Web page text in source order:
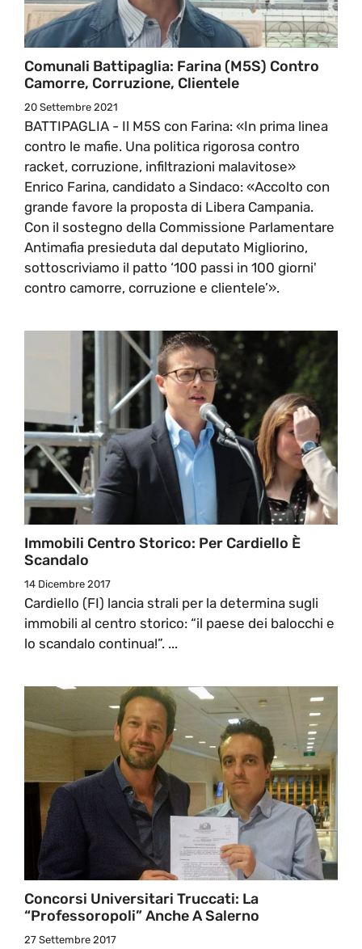
Comunali Battipaglia: Farina (M5S) Contro
Camorre, Corruzione, Clientele
20 Settembre 2021
BATTIPAGLIA - Il M5S con Farina: «In prima linea
contro le mafie. Una politica rigorosa contro
racket, corruzione, infiltrazioni malavitose»
Enrico Farina, candidato a Sindaco: «Accolto con
grande favore la proposta di Libera Campania.
Con il sostegno della Commissione Parlamentare
Antimafia presieduta dal deputato Migliorino,
sottoscriviamo il patto ‘100 passi in 100 giorni'
contro camorre, corruzione e clientele’».
Immobili Centro Storico: Per Cardiello È
Scandalo
14 Dicembre 2017
Cardiello (FI) lancia strali per la determina sugli
immobili al centro storico: “il paese dei balocchi e
lo scandalo continua!”. ...
Concorsi Universitari Truccati: La
“Professoropoli” Anche A Salerno
27 Settembre 2017